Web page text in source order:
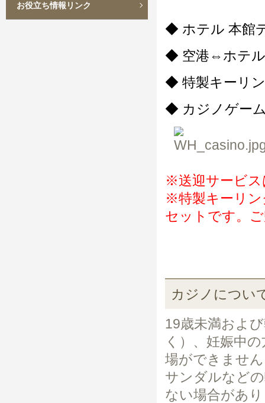
◆ ホテル 本館
◆ 空港⇔ホテル
◆ 特製キーリ
◆ カジノゲー
※送迎サービス
※特製キーリン
セットです。
カジノについ
19歳未満およ
く）、妊娠中
場ができませ
サンダルなど
ない場合があ
お役立ち情報リンク